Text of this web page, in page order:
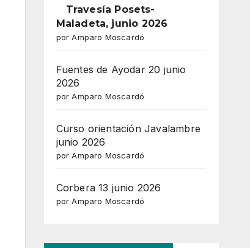
Travesía Posets-
Maladeta, junio 2026
por Amparo Moscardó
Fuentes de Ayodar 20 junio
2026
por Amparo Moscardó
Curso orientación Javalambre
junio 2026
por Amparo Moscardó
Corbera 13 junio 2026
por Amparo Moscardó